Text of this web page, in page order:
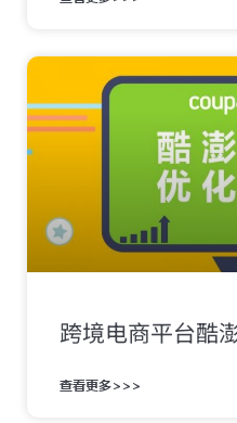
跨境电商平台酷
查看更多>>>